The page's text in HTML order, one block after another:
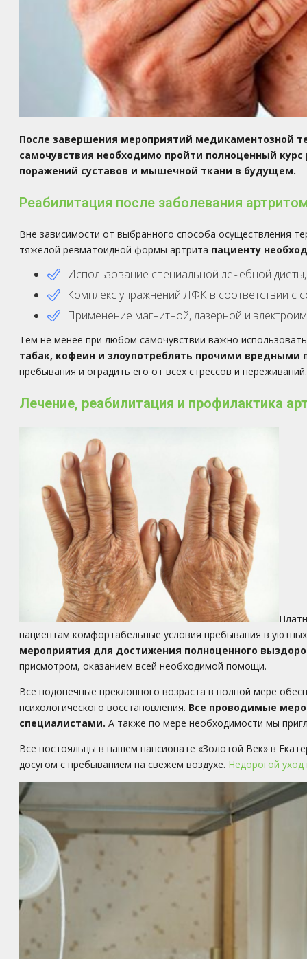
После завершения мероприятий медикаментозной
самочувствия необходимо пройти полноценный
поражений суставов и мышечной ткани в будущем.
Реабилитация после заболевания
Вне зависимости от выбранного способа осуществления
тяжёлой ревматоидной формы артрита пациенту
Использование специальной лечебной
Комплекс упражнений ЛФК в соответствии с
Применение магнитной, лазерной и
Тем не менее при любом самочувствии важно
табак, кофеин и злоупотреблять прочими вредными
пребывания и оградить его от всех стрессов и переживаний.
Лечение, реабилитация и профилактика
пациентам комфортабельные условия пребывания в
мероприятия для достижения полноценного
присмотром, оказанием всей необходимой помощи.
Все подопечные преклонного возраста в полной мере
психологического восстановления. Все проводимые
специалистами. А также по мере необходимости мы
Все постояльцы в нашем пансионате «Золотой Век» в
досугом с пребыванием на свежем воздухе. Недорогой